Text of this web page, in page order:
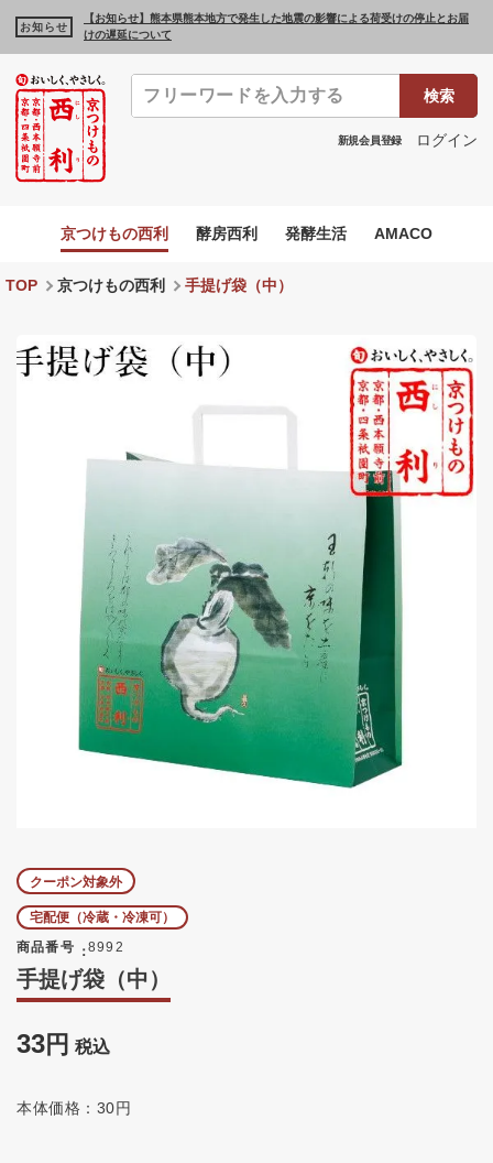
お知らせ
【お知らせ】熊本県熊本地方で発生した地震の影響による荷受けの停止とお届
けの遅延について
検索
新規会員登録 ログイン
京つけもの西利 酵房西利 発酵生活 AMACO
TOP 京つけもの西利 手提げ袋（中）
クーポン対象外
宅配便（冷蔵・冷凍可）
商品番号
8992
手提げ袋（中）
33 税込
本体価格：30円